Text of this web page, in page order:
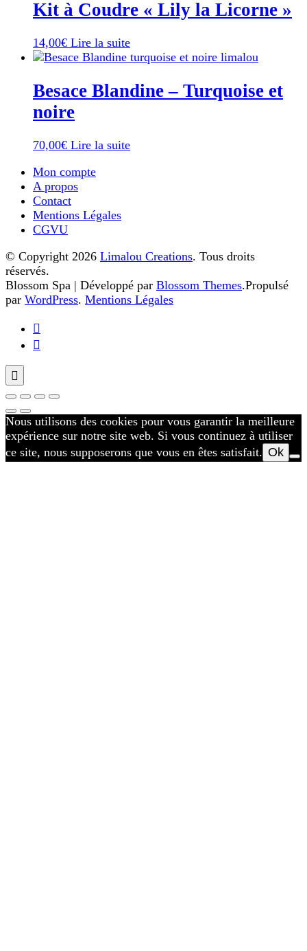
plusieurs
variations.
peuvent
choisies
Kit à Coudre « Lily la Licorne »
14,00€ Lire la suite
Besace Blandine – Turquoise et
noire
70,00€ Lire la suite
Mon compte
A propos
Contact
Mentions Légales
CGVU
© Copyright 2026 Limalou Creations. Tous droits
réservés.
Blossom Spa | Développé par Blossom Themes.Propulsé
par WordPress. Mentions Légales
Nous utilisons des cookies pour vous garantir la meilleure
expérience sur notre site web. Si vous continuez à utiliser
ce site, nous supposerons que vous en êtes satisfait. Ok